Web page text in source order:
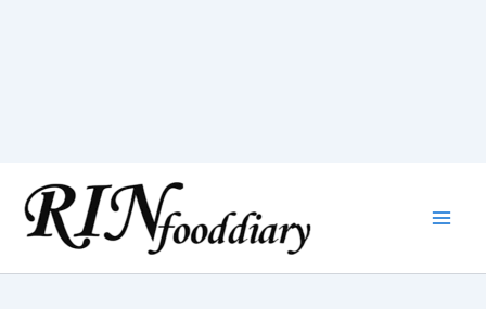
content